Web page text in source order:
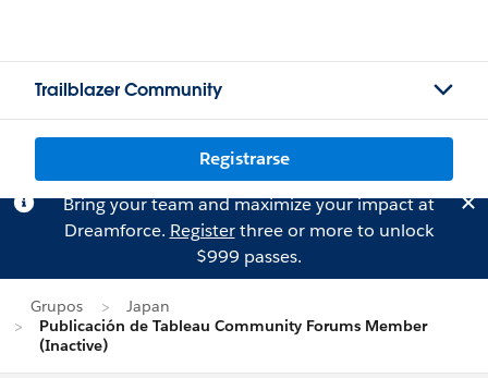
Trailblazer Community
Registrarse
Bring your team and maximize your impact at
Dreamforce. Registerthree or more to unlock
$999 passes.
Grupos
Japan
Publicación de Tableau Community Forums Member
(Inactive)